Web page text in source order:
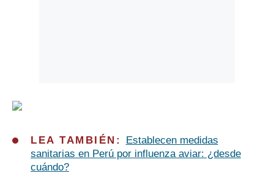
LEA TAMBIÉN:
Establecen medidas
sanitarias en Perú por influenza aviar: ¿desde
cuándo?